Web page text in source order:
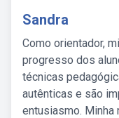
Sandra
Como orientador,
progresso dos
técnicas
autênticas e são
entusiasmo. Minha